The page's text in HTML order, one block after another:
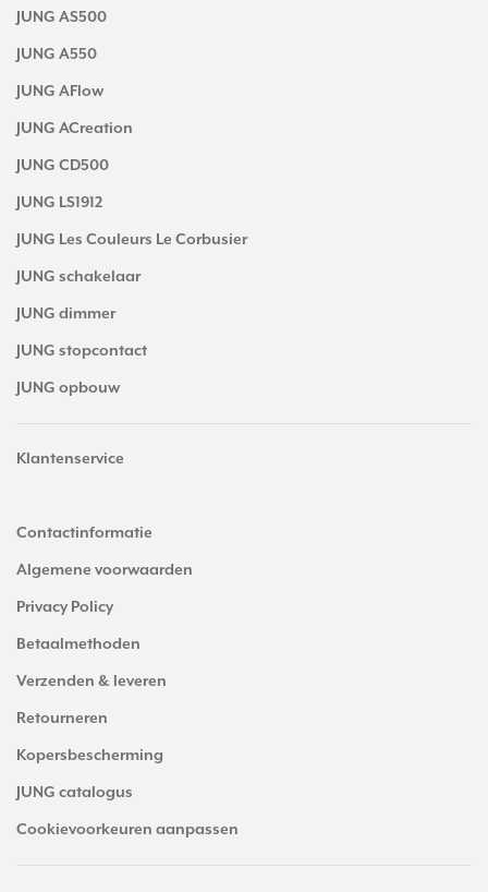
JUNG AS500
JUNG A550
JUNG AFlow
JUNG ACreation
JUNG CD500
JUNG LS1912
JUNG Les Couleurs Le Corbusier
JUNG schakelaar
JUNG dimmer
JUNG stopcontact
JUNG opbouw
Klantenservice
Contactinformatie
Algemene voorwaarden
Privacy Policy
Betaalmethoden
Verzenden & leveren
Retourneren
Kopersbescherming
JUNG catalogus
Cookievoorkeuren aanpassen